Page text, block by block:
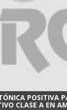
POSITIVA
CLASE A EN